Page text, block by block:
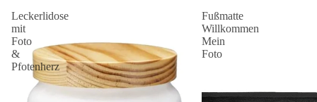
Leckerlidose
mit
Foto
&
Pfotenherz
Fußmatte
Willkommen
Mein
Foto